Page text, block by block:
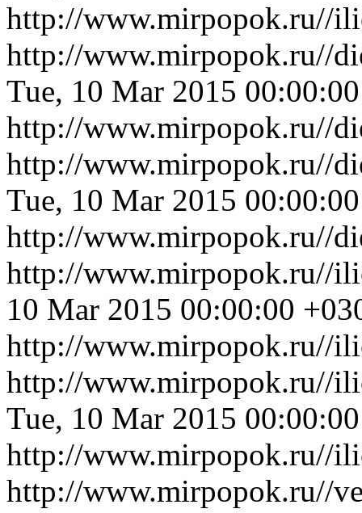
http://www.mirpopok.ru//
http://www.mirpopok.ru//
Tue, 10 Mar 2015
http://www.mirpopok.ru//
http://www.mirpopok.ru//
Tue, 10 Mar 2015
http://www.mirpopok.ru//
http://www.mirpopok.ru//
10 Mar 2015 00:00:00
http://www.mirpopok.ru//
http://www.mirpopok.ru//
Tue, 10 Mar 2015
http://www.mirpopok.ru//
http://www.mirpopok.ru//